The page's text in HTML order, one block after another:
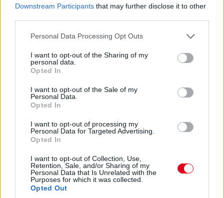
Downstream Participants that may further disclose it to other
Please note that this website/app uses one or more Google
not limited to your visit or usage behaviour. You may click to
grant or deny consent to Google and its third-party tags to
use your data for below specified purposes in below Google
consent section.
Personal Data Processing Opt Outs
I want to opt-out of the Sharing of my
personal data.
Opted In
I want to opt-out of the Sale of my
Personal Data.
Opted In
I want to opt-out of processing my
Personal Data for Targeted Advertising.
Opted In
I want to opt-out of Collection, Use,
Retention, Sale, and/or Sharing of my
Personal Data that Is Unrelated with the
Purposes for which it was collected.
Opted Out
Balogh Tamás
Nem tud úrrá lenni a fékproblémákon a Cadillac
Hiába hoztak az F1-es Magyar Nagydíjra fejlesztést is hozzá,
továbbra is szenvednek a fékhűtési problémáktól a Cadillacnél –
ismerte el Valtteri Bottas. A gond a leglátványosabban